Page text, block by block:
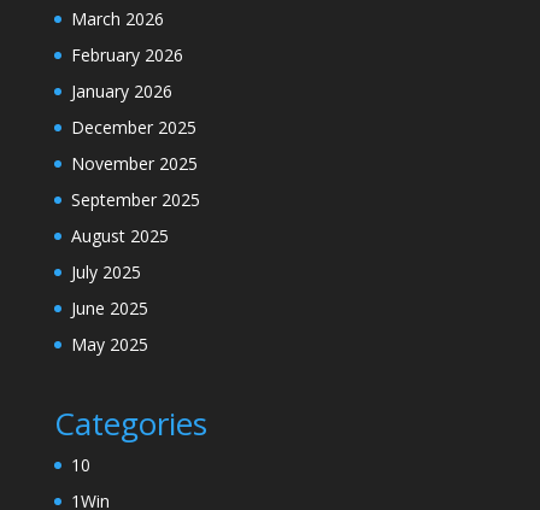
March 2026
February 2026
January 2026
December 2025
November 2025
September 2025
August 2025
July 2025
June 2025
May 2025
Categories
10
1Win